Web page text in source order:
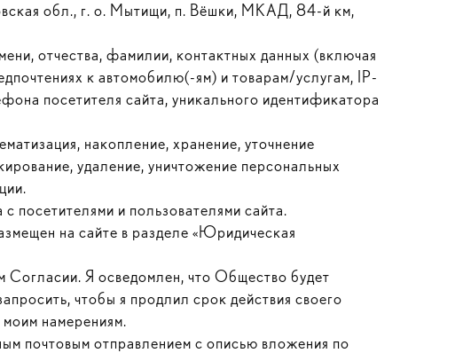
обл., г. о. Мытищи, п. Вёшки, МКАД, 84-й км,
отчества, фамилии, контактных данных (включая
к автомобилю(-ям) и товарам/услугам, IP-
посетителя сайта, уникального идентификатора
накопление, хранение, уточнение
удаление, уничтожение персональных
посетителями и пользователями сайта.
на сайте в разделе «Юридическая
Согласии. Я осведомлен, что Общество будет
чтобы я продлил срок действия своего
моим намерениям.
почтовым отправлением с описью вложения по